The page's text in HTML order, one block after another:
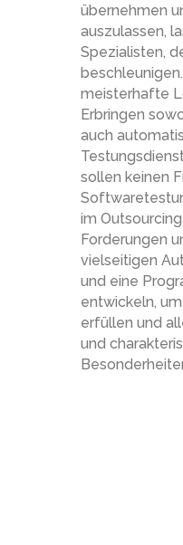
übernehmen
auszulassen,
Spezialisten,
meisterhafte
Erbringen
auch
sollen keinen
im
Forderungen
vielseitigen
und eine
entwickeln,
erfüllen und
und